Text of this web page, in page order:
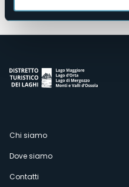
Menù
secondario
Chi siamo
Dove siamo
Contatti